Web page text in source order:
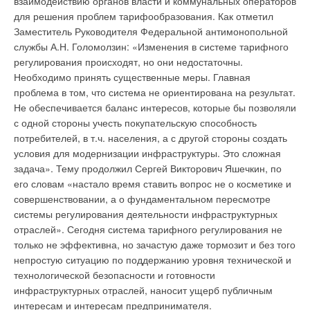
для решения проблем тарифообразования. Как отметил
Заместитель Руководителя Федеральной антимонопольной
службы А.Н. Голомолзин: «Изменения в системе тарифного
регулирования происходят, но они недостаточны.
Необходимо принять существенные меры. Главная
проблема в том, что система не ориентирована на результат.
Не обеспечивается баланс интересов, которые бы позволяли
с одной стороны учесть покупательскую способность
потребителей, в т.ч. населения, а с другой стороны создать
условия для модернизации инфраструктуры. Это сложная
задача». Тему продолжил Сергей Викторович Яшечкин, по
его словам «настало время ставить вопрос не о косметике и
совершенствовании, а о фундаментальном пересмотре
системы регулирования деятельности инфраструктурных
отраслей». Сегодня система тарифного регулирования не
только не эффективна, но зачастую даже тормозит и без того
непростую ситуацию по поддержанию уровня технической и
технологической безопасности и готовности
инфраструктурных отраслей, наносит ущерб публичным
интересам и интересам предпринимателя.
минимума снижается скорость вращения вентилятора
внутреннего блока, в результате уровень шума работающего
кондиционера не превышает 23 дБ, совершенно не мешая
спать. «Шум негативно воздействует на нервную систему
человека. Для правильного и полезного сна уровень шума не
должен превышать 25-30 дБ», – комментирует невролог,,
кандидат медицинских наук Александра Хвоина.
Кондиционеры серии Beauty оснащены многоступенчатой
системой очистки воздуха. Модель оборудована
комбинированным нано-фильтром, который содержит
диоксид титана (TiO2). Он уничтожает вирусы, неприятные
запахи и вредные химические вещества. «Очень важно,
чтобы в спальню поступал не только чистый, но и свежий
воздух, – уточняет Владимир Мурашко, генеральный
директор компании «Евроклимат» (официального
дистрибьютора GREE в России). – Кондиционер GREE
Beauty обеспечивает подачу свежего воздуха в помещение».
Это достигается благодаря подключению к кондиционеру
специальной приточной вентиляционной установки. Она
представляет собой отдельный блок небольшого размера
посвящению тенденции использования возобновляемых
источников энергии наряду с внедрением разнообразных
экологических, технических и организационных решений.
Testo AG, в свою очередь, является одним из мировых
лидеров в области производства высокоточных
измерительных технологий. Будь то мониторинг выбросов в
промышленности, строительная термография или системы
ОВКВ – Testo предоставит высокотехнологичное
измерительное оборудование, соответствующее самым
высоким требованиям. Приборы Testo находят свое
применение и в качестве инструментов, используемых по
всему миру в целях защиты окружающей среды. В
преддверии Олимпийских игр 2008, прошедших в Пекине,
правительство Китайской Народной Республики при
поддержке EPA (Агенство по защите окружающей среды
США) обратились к компании Testo с вопросом о
предоставлении высокоточного измерительного
оборудования в целях сокращения уровня выбросов
дымовых газов и, как следствие, улучшения качества воздуха
в Пекине. Теперь сотрудники Муниципального Бюро по